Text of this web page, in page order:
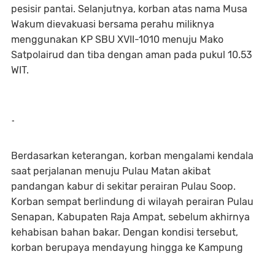
pesisir pantai. Selanjutnya, korban atas nama Musa
Wakum dievakuasi bersama perahu miliknya
menggunakan KP SBU XVII-1010 menuju Mako
Satpolairud dan tiba dengan aman pada pukul 10.53
WIT.
-
Berdasarkan keterangan, korban mengalami kendala
saat perjalanan menuju Pulau Matan akibat
pandangan kabur di sekitar perairan Pulau Soop.
Korban sempat berlindung di wilayah perairan Pulau
Senapan, Kabupaten Raja Ampat, sebelum akhirnya
kehabisan bahan bakar. Dengan kondisi tersebut,
korban berupaya mendayung hingga ke Kampung